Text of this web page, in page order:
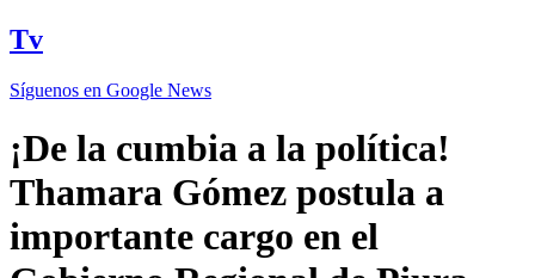
Tv
Síguenos en Google News
¡De la cumbia a la política!
Thamara Gómez postula a
importante cargo en el